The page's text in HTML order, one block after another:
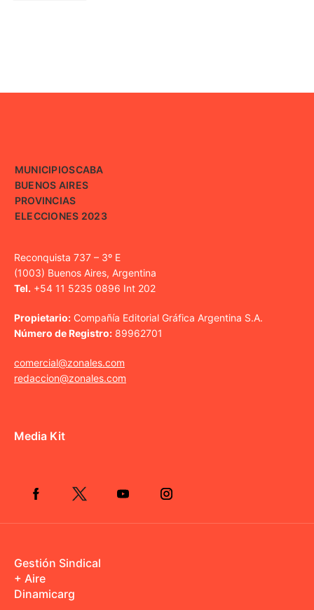
MUNICIPIOSCABA
BUENOS AIRES
PROVINCIAS
ELECCIONES 2023
Reconquista 737 – 3º E
(1003) Buenos Aires, Argentina
Tel. +54 11 5235 0896 Int 202
Propietario: Compañía Editorial Gráfica Argentina S.A.
Número de Registro: 89962701
comercial@zonales.com
redaccion@zonales.com
Media Kit
Gestión Sindical
+ Aire
Dinamicarg